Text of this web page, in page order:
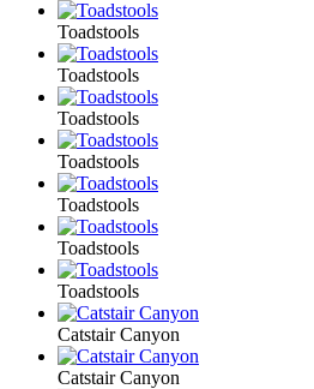
Toadstools
Toadstools
Toadstools
Toadstools
Toadstools
Toadstools
Toadstools
Catstair Canyon
Catstair Canyon